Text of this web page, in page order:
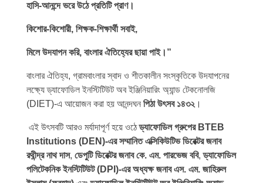
হাসি-আনন্দে ভরে উঠে প্রতিটি প্রাণ।
কিশোর-কিশোরী, শিক্ষক-শিক্ষার্থী সবাই,
মিলে উদযাপন করি, বাংলার ঐতিহ্যের ছায়া পাই।”
বাংলার ঐতিহ্য, গ্রামবাংলার স্বাদ ও শীতকালীন সংস্কৃতিকে উদযাপনের
লক্ষ্যে ড্যাফোডিল ইনস্টিটিউট অব ইঞ্জিনিয়ারিং অ্যান্ড টেকনোলজি
(DIET)-এ আয়োজন করা হয় আনন্দঘন পিঠা উৎসব ১৪৩২ ।
এই উৎসবটি আরও মর্যাদাপূর্ণ হয়ে ওঠেড্যাফোডিল গ্রুপের BTEB
Institutions (DEN)-এর সম্মানিত এক্সিকিউটিভ ডিরেক্টর জনাব
রথীন্দ্র নাথ দাস, ডেপুটি ডিরেক্টর জনাব কে. এম. পারভেজ ববি,ড্যাফোডিল
পলিটেকনিক ইনস্টিটিউট (DPI)-এর অধ্যক্ষ জনাব এস. এম. জাহিরুল